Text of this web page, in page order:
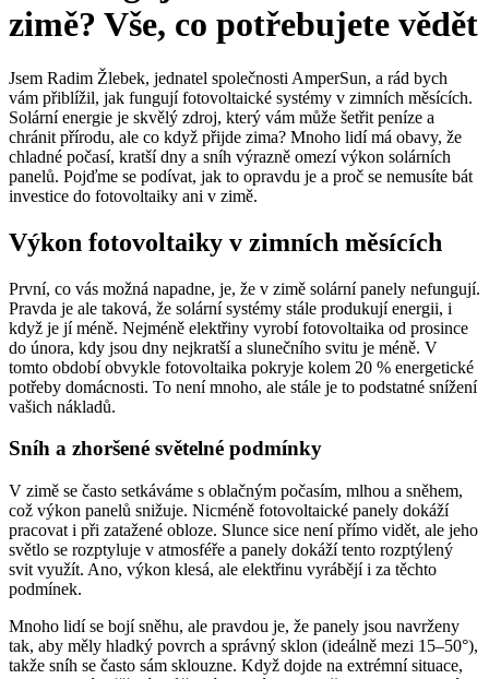
zimě? Vše, co potřebujete vědět
Jsem Radim Žlebek, jednatel společnosti AmperSun, a rád bych
vám přiblížil, jak fungují fotovoltaické systémy v zimních měsících.
Solární energie je skvělý zdroj, který vám může šetřit peníze a
chránit přírodu, ale co když přijde zima? Mnoho lidí má obavy, že
chladné počasí, kratší dny a sníh výrazně omezí výkon solárních
panelů. Pojďme se podívat, jak to opravdu je a proč se nemusíte bát
investice do fotovoltaiky ani v zimě.
Výkon fotovoltaiky v zimních měsících
První, co vás možná napadne, je, že v zimě solární panely nefungují.
Pravda je ale taková, že solární systémy stále produkují energii, i
když je jí méně. Nejméně elektřiny vyrobí fotovoltaika od prosince
do února, kdy jsou dny nejkratší a slunečního svitu je méně. V
tomto období obvykle fotovoltaika pokryje kolem 20 % energetické
potřeby domácnosti. To není mnoho, ale stále je to podstatné snížení
vašich nákladů.
Sníh a zhoršené světelné podmínky
V zimě se často setkáváme s oblačným počasím, mlhou a sněhem,
což výkon panelů snižuje. Nicméně fotovoltaické panely dokáží
pracovat i při zatažené obloze. Slunce sice není přímo vidět, ale jeho
světlo se rozptyluje v atmosféře a panely dokáží tento rozptýlený
svit využít. Ano, výkon klesá, ale elektřinu vyrábějí i za těchto
podmínek.
Mnoho lidí se bojí sněhu, ale pravdou je, že panely jsou navrženy
tak, aby měly hladký povrch a správný sklon (ideálně mezi 15–50°),
takže sníh se často sám sklouzne. Když dojde na extrémní situace,